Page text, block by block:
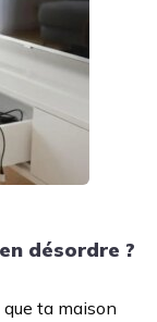
désordre ?
ta maison